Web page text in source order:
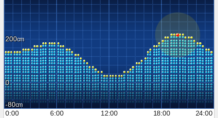
200
0
-80
0:00
6:00 12:00 18:00 24:00